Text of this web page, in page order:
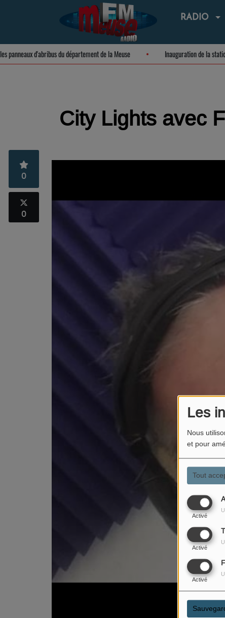
Les
Nous
et pour
Tout
Activé
Activé
Activé
RADIO
les panneaux d'abribus du département de la Meuse Inauguration de
City Lights avec
0
0